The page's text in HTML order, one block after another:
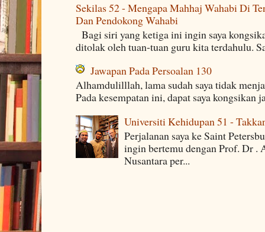
Sekilas 52 - Mengapa Mahhaj Wahabi Di
Dan Pendokong Wahabi
Bagi siri yang ketiga ini ingin saya
ditolak oleh tuan-tuan guru kita terdahulu.
Jawapan Pada Persoalan 130
Alhamdulilllah, lama sudah saya tidak
Pada kesempatan ini, dapat saya kongsikan
Universiti Kehidupan 51 -
Perjalanan saya ke Saint
ingin bertemu dengan Prof. Dr
Nusantara per...